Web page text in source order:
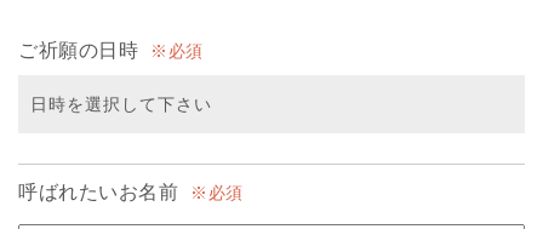
ご祈願の日時 必須
呼ばれたいお名前 必須